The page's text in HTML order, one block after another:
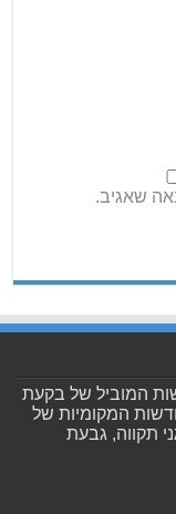
שאגיב.
המוביל של בקעת
המקומיות של
תקווה, גבעת